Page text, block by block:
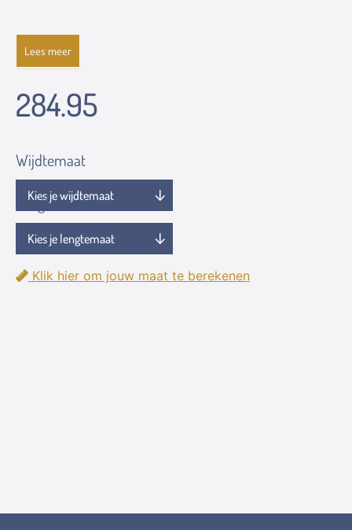
Lees meer
284.95
Wijdtemaat
Lengtemaat
Klik hier om jouw maat te berekenen